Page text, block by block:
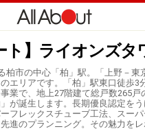
ト】ライオンズタ
柏市の中心「柏」駅。「上野－東
エリアです。「柏」駅東口徒歩3
業で、地上27階建て総戸数265戸
」が誕生します。長期優良認定を
フレックスチューブ工法、スー
進のプランニング。その魅力をレ